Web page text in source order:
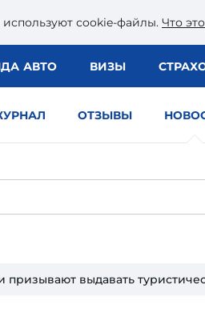
используют сookie-файлы. Что
АВТО ВИЗЫ
ОТЗЫВЫ
призывают выдавать